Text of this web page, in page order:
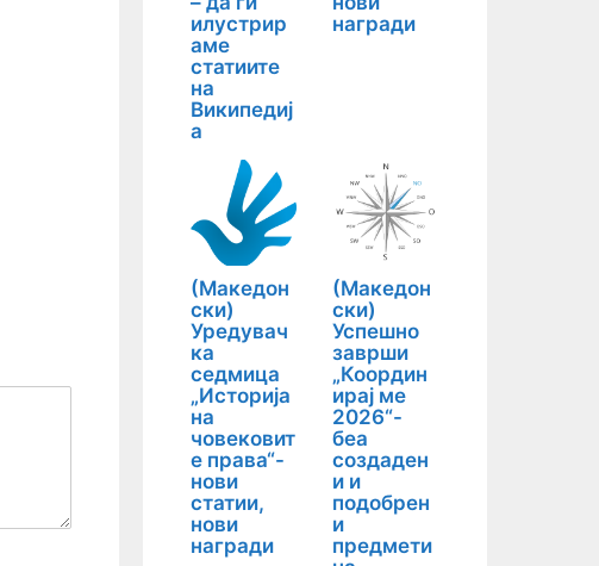
илустрир
аме
статиите
на
Википедиј
а
награди
(Македон
ски)
Уредувач
ка
седмица
„Историја
на
човековит
е права“-
нови
статии,
нови
награди
(Македон
ски)
Успешно
заврши
„Координ
ирај ме
2026“-
беа
создаден
и и
подобрен
и
предмети